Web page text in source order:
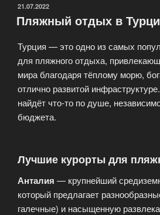
ОПУБЛИКОВАНО
21.07.2022
Пляжный отдых в
Турция — это одно из самых
для пляжного отдыха,
мира благодаря тёплому морю,
отлично развитой
найдёт что-то по душе,
бюджета.
Лучшие курорты для
Анталия — крупнейший
который предлагает
галечные) и насыщенную